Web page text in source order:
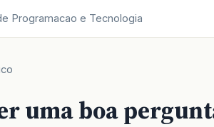
Programacao e Tecnologia
uma boa